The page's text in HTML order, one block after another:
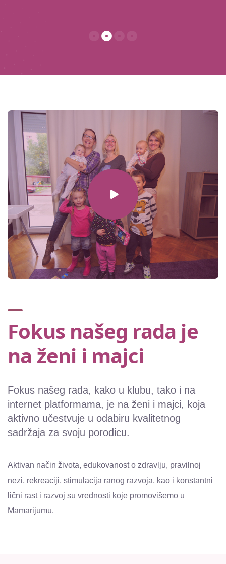
Fokus našeg rada je
na ženi i majci
Fokus našeg rada, kako u klubu, tako i na
internet platformama, je na ženi i majci, koja
aktivno učestvuje u odabiru kvalitetnog
sadržaja za svoju porodicu.
Aktivan način života, edukovanost o zdravlju, pravilnoj
nezi, rekreaciji, stimulacija ranog razvoja, kao i konstantni
lični rast i razvoj su vrednosti koje promovišemo u
Mamarijumu.